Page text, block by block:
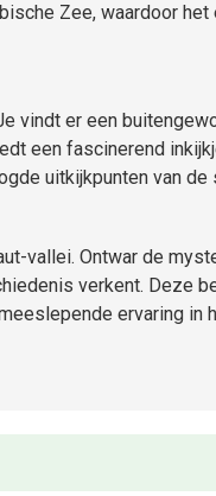
Zee, waardoor
vindt er een
een fascinerend
uitkijkpunten van de
vallei. Ontwar de
verkent. Deze
ervaring in